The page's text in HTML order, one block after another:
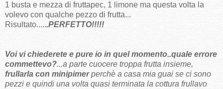
1 busta e mezza di fruttapec, 1 limone ma questa volta la
volevo con qualche pezzo di frutta...
Risultato......PERFETTO!!!!!
Voi vi chiederete e pure io in quel momento..quale errore
commettevo?...a parte cuocere troppa frutta insieme,
frullarla con minipimerperchè a casa mia guai se ci sono
pezzi e quindi una volta quasi terminata la cottura frullavo